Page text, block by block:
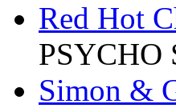
Red Hot
PSYCHO
Simon &